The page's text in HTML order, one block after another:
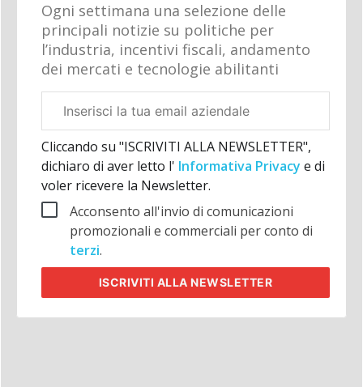
Ogni settimana una selezione delle
principali notizie su politiche per
l’industria, incentivi fiscali, andamento
dei mercati e tecnologie abilitanti
aziendale
Cliccando su "ISCRIVITI ALLA NEWSLETTER",
dichiaro di aver letto l' Informativa Privacy e di
voler ricevere la Newsletter.
Acconsento all'invio di comunicazioni
promozionali e commerciali per conto di
terzi.
ISCRIVITI ALLA NEWSLETTER